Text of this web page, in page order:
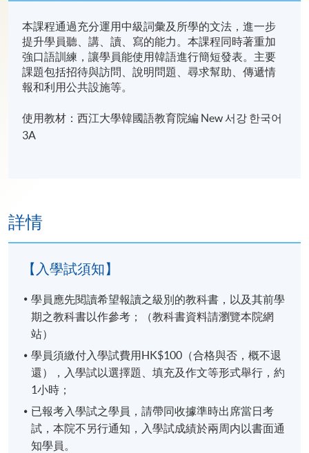
本課程通過充分運用中級詞彙及所學的文法，進一步
提升學員聽、講、讀、寫的能力。本課程同時著重加
強口語訓練，讓學員能使用韓語進行簡短發表。主要
課題包括招待與訪問、說明問題、尋求幫助、傳遞情
報和利用公共設施等。
使用教材：西江大學韓國語教育院編 New 서강 한국어
3A
詳情
【入學試須知】
學員應先閱讀希望報讀之級別的教科書，以及其前學
期之教科書以作參考；（教科書資料請瀏覽本院網
站）
學員須繳付入學試費用HK$100（合格與否，概不退
還），入學試以選擇題、填充及作文等形式舉行，約
1小時；
已報考入學試之學員，請帶同收據準時出席當日考
試，本院不另行通知，入學試成績於兩周内以書面通
知學員。